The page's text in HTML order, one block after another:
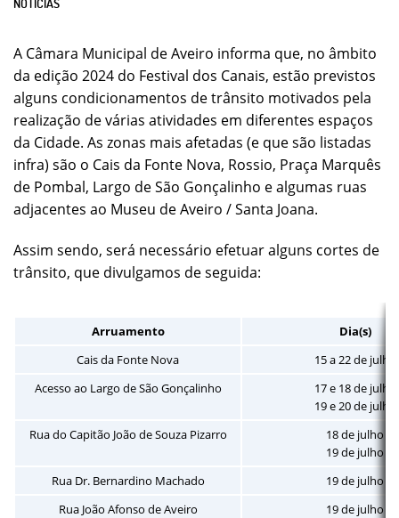
A Câmara Municipal de Aveiro informa que, no âmbito
da edição 2024 do Festival dos Canais, estão previstos
alguns condicionamentos de trânsito motivados pela
realização de várias atividades em diferentes espaços
da Cidade. As zonas mais afetadas (e que são listadas
infra) são o Cais da Fonte Nova, Rossio, Praça Marquês
de Pombal, Largo de São Gonçalinho e algumas ruas
adjacentes ao Museu de Aveiro / Santa Joana.
Assim sendo, será necessário efetuar alguns cortes de
trânsito, que divulgamos de seguida:
Arruamento
Dia(s)
Cais da Fonte Nova
15 a 22 de julho
Acesso ao Largo de São Gonçalinho
17 e 18 de julho
19 e 20 de julho
Rua do Capitão João de Souza Pizarro
18 de julho
19 de julho
Rua Dr. Bernardino Machado
19 de julho
Rua João Afonso de Aveiro
19 de julho